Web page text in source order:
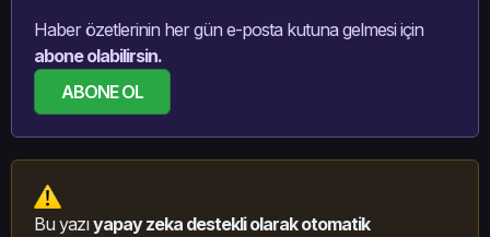
Haber özetlerinin her gün e-posta kutuna gelmesi için
abone olabilirsin.
ABONE OL
Bu yazıyapay zeka destekli olarak otomatik